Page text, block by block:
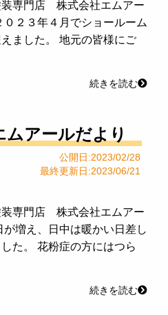
専門店 株式会社エムアー
２３年４月でショールーム
ました。 地元の皆様にご
続きを読む
ムアールだより
公開日:2023/02/28
最終更新日:2023/06/21
専門店 株式会社エムアー
増え、日中は暖かい日差し
た。 花粉症の方にはつら
続きを読む